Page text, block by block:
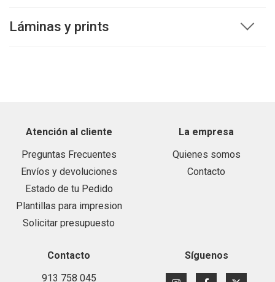
Láminas y prints
Atención al cliente
Preguntas Frecuentes
Envíos y devoluciones
Estado de tu Pedido
Plantillas para impresion
Solicitar presupuesto
La empresa
Quienes somos
Contacto
Contacto
913 758 045
Síguenos